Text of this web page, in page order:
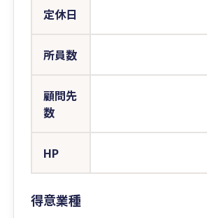
定休日
所員数
顧問先
数
HP
得意業種